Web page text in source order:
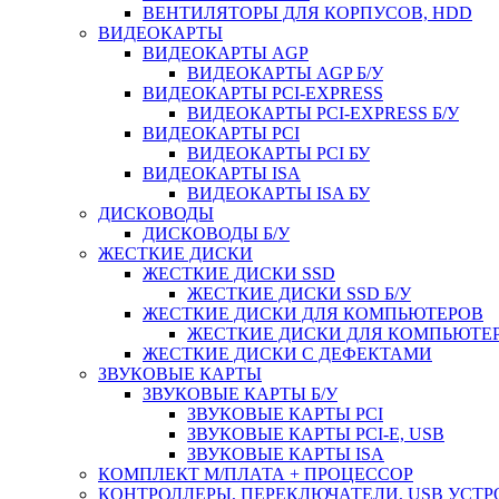
ВЕНТИЛЯТОРЫ ДЛЯ КОРПУСОВ, HDD
ВИДЕОКАРТЫ
ВИДЕОКАРТЫ AGP
ВИДЕОКАРТЫ AGP Б/У
ВИДЕОКАРТЫ PCI-EXPRESS
ВИДЕОКАРТЫ PCI-EXPRESS Б/У
ВИДЕОКАРТЫ PCI
ВИДЕОКАРТЫ PCI БУ
ВИДЕОКАРТЫ ISA
ВИДЕОКАРТЫ ISA БУ
ДИСКОВОДЫ
ДИСКОВОДЫ Б/У
ЖЕСТКИЕ ДИСКИ
ЖЕСТКИЕ ДИСКИ SSD
ЖЕСТКИЕ ДИСКИ SSD Б/У
ЖЕСТКИЕ ДИСКИ ДЛЯ КОМПЬЮТЕРОВ
ЖЕСТКИЕ ДИСКИ ДЛЯ
ЖЕСТКИЕ ДИСКИ С ДЕФЕКТАМИ
ЗВУКОВЫЕ КАРТЫ
ЗВУКОВЫЕ КАРТЫ Б/У
ЗВУКОВЫЕ КАРТЫ PCI
ЗВУКОВЫЕ КАРТЫ PCI-E, USB
ЗВУКОВЫЕ КАРТЫ ISA
КОМПЛЕКТ М/ПЛАТА + ПРОЦЕССОР
КОНТРОЛЛЕРЫ, ПЕРЕКЛЮЧАТЕЛИ, USB